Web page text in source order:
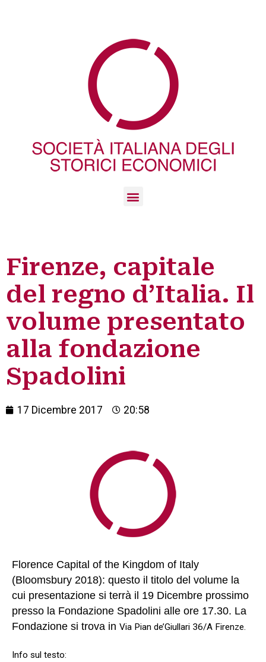
Firenze, capitale
del regno d’Italia. Il
volume presentato
alla fondazione
Spadolini
17 Dicembre 2017 20:58
Florence Capital of the Kingdom of Italy
(Bloomsbury 2018): questo il titolo del volume la
cui presentazione si terrà il 19 Dicembre prossimo
presso la Fondazione Spadolini alle ore 17.30. La
Fondazione si trova in Via Pian de’Giullari 36/A Firenze.
Info sul testo: